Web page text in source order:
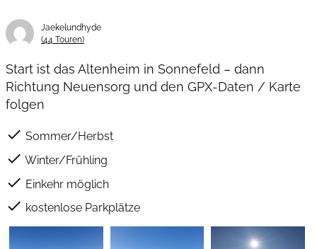
Jaekelundhyde
(44 Touren)
Start ist das Altenheim in Sonnefeld – dann
Richtung Neuensorg und den GPX-Daten / Karte
folgen
check Sommer/Herbst
check Winter/Frühling
check Einkehr möglich
check kostenlose Parkplätze